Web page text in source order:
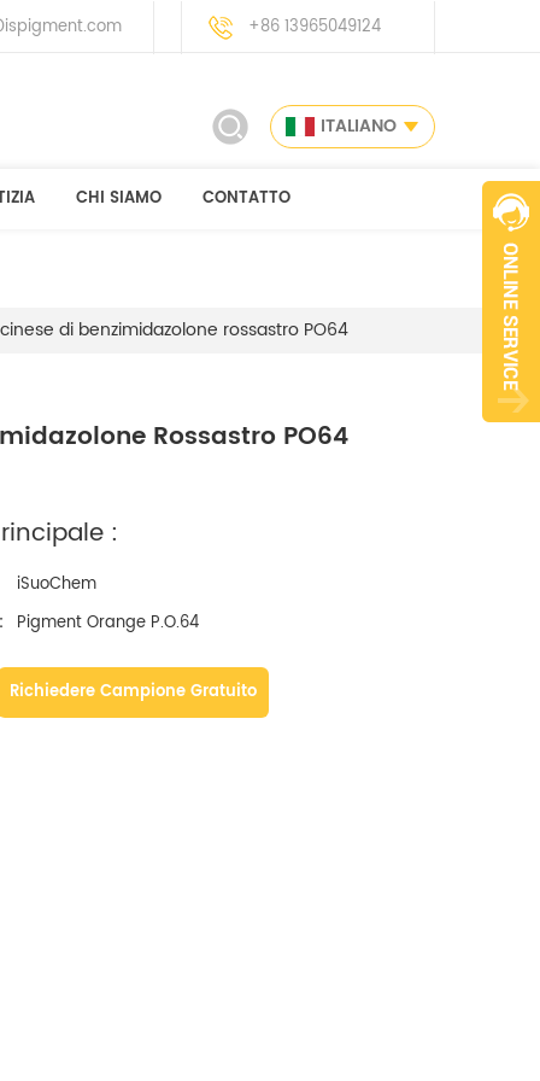
+86 13965049124
ITALIANO
CHI SIAMO CONTATTO
di benzimidazolone rossastro PO64
Rossastro PO64
:
iSuoChem
Pigment Orange P.O.64
Richiedere Campione Gratuito